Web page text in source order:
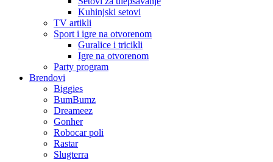
Kuhinjski setovi
TV artikli
Sport i igre na otvorenom
Guralice i tricikli
Igre na otvorenom
Party program
Brendovi
Biggies
BumBumz
Dreameez
Gonher
Robocar poli
Rastar
Slugterra